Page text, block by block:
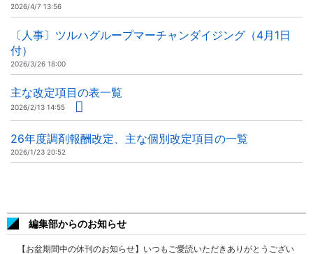
2026/4/7 13:56
〔人事〕ツルハグループマーチャンダイジング（4月1日
付）
2026/3/26 18:00
主な改定項目の表一覧
2026/2/13 14:55
26年度調剤報酬改定、主な個別改定項目の一覧
2026/1/23 20:52
編集部からのお知らせ
【お盆期間中の休刊のお知らせ】いつもご愛読いただきありがとうござい